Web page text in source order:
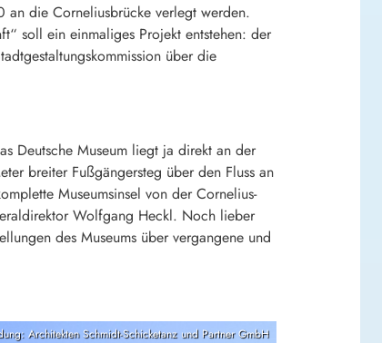
an die Corneliusbrücke verlegt werden.
soll ein einmaliges Projekt entstehen: der
über die
Deutsche Museum liegt ja direkt an der
breiter Fußgängersteg über den Fluss an
Museumsinsel von der Cornelius-
Wolfgang Heckl. Noch lieber
des Museums über vergangene und
Architekten Schmidt-Schicketanz und Partner GmbH